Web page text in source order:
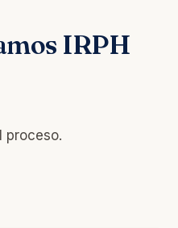
IRPH
proceso.